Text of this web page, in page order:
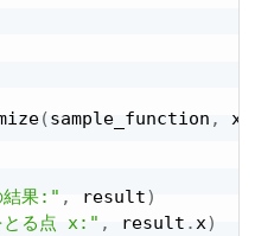
(sample_function , x0
結果:" , result)
とる点 x:" , result .x)